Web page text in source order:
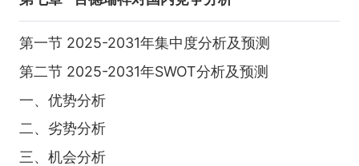
第一节 2025-2031年集中度分析及预测
第二节 2025-2031年SWOT分析及预测
一、优势分析
二、劣势分析
三、机会分析